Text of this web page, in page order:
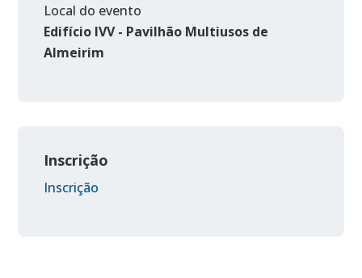
Local do evento
Edifício IVV - Pavilhão Multiusos de
Almeirim
Inscrição
Inscrição